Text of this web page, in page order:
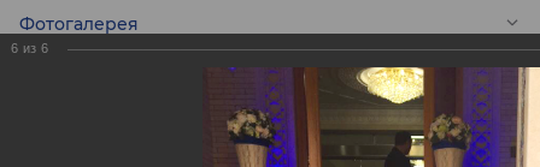
Фотогалерея
RU
6 из 6